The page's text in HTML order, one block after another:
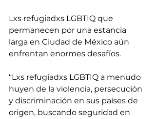
Lxs refugiadxs LGBTIQ que
permanecen por una estancia
larga en Ciudad de México aún
enfrentan enormes desafíos.
“Lxs refugiadxs LGBTIQ a menudo
huyen de la violencia, persecución
y discriminación en sus países de
origen, buscando seguridad en